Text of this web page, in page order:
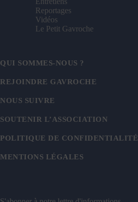
Reportages
Vidéos
Le Petit Gavroche
QUI SOMMES-NOUS ?
REJOINDRE GAVROCHE
NOUS SUIVRE
SOUTENIR L’ASSOCIATION
POLITIQUE DE CONFIDENTIALITÉ
MENTIONS LÉGALES